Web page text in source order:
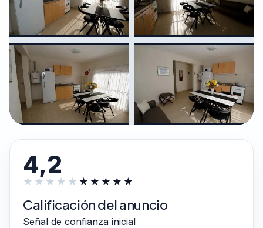
4,2
Calificación del anuncio
Señal de confianza inicial